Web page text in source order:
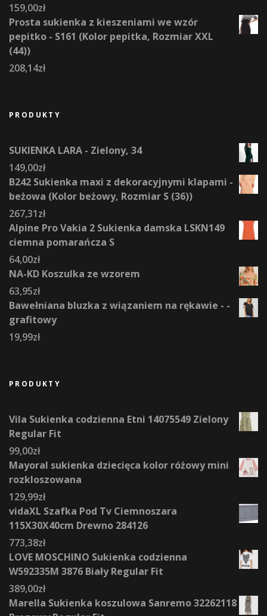
159,00zł
Prosta sukienka z kieszeniami we wzór
pepitko - S161 (Kolor pepitka, Rozmiar XXL
(44))
208,14zł
PRODUKTY
SUKIENKA LARA - Zielony, 34
149,00zł
B242 Sukienka maxi z dekoracyjnymi klapami -
beżowa (Kolor beżowy, Rozmiar S (36))
267,31zł
Alpine Pro Vakia 2 Sukienka damska LSKN149
ciemna pomarańcza S
64,00zł
NA-KD Koszulka ze wzorem
63,95zł
Bawełniana bluzka z wiązaniem na rękawie - -
grafitowy
19,99zł
PRODUKTY
Vila Sukienka codzienna Etni 14075549 Zielony
Regular Fit
99,00zł
Mayoral sukienka dziecięca kolor różowy mini
rozkloszowana
129,99zł
vidaXL Szafka Pod Tv Ciemnoszara
115X30X40cm Drewno 284126
773,38zł
LOVE MOSCHINO Sukienka codzienna
W592335M 3876 Biały Regular Fit
389,00zł
Marella Sukienka koszulowa Sanremo 32262118